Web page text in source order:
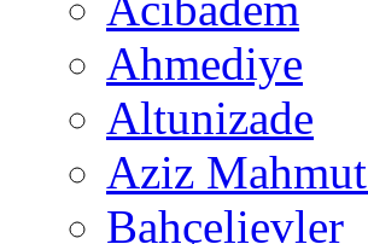
Ahmediye
Altunizade
Aziz
Bahçelievler